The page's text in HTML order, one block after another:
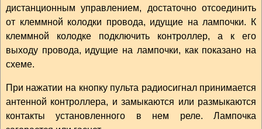
дистанционным управлением, достаточно отсоединить
от клеммной колодки провода, идущие на лампочки. К
клеммной колодке подключить контроллер, а к его
выходу провода, идущие на лампочки, как показано на
схеме.
При нажатии на кнопку пульта радиосигнал принимается
антенной контроллера, и замыкаются или размыкаются
контакты установленного в нем реле. Лампочка